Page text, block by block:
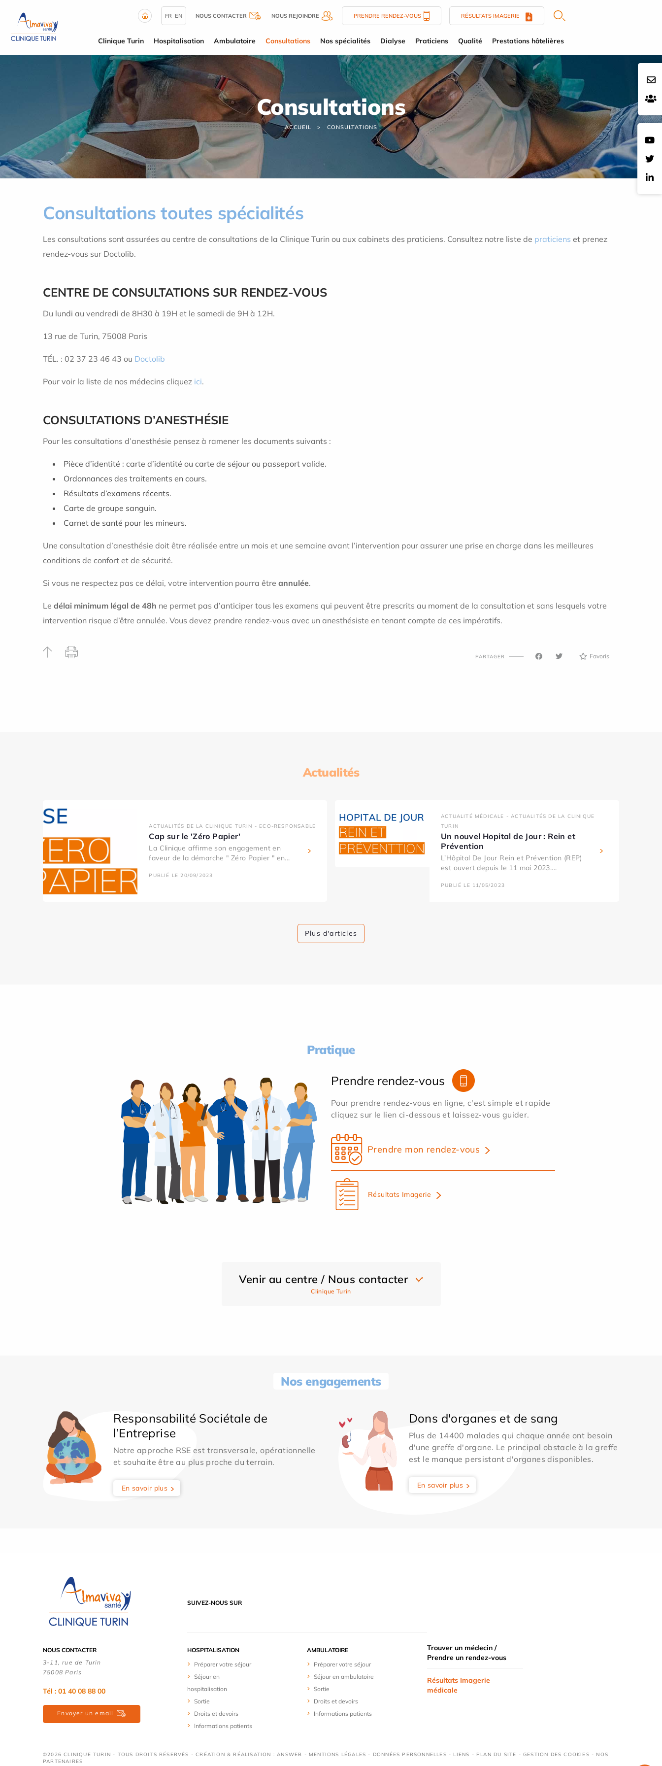
FR EN NOUS CONTACTER NOUS REJOINDRE PRENDRE RENDEZ-VOUS RÉSULTATS IMAGERIE
Clinique Turin Hospitalisation Ambulatoire Consultations Nos spécialités Dialyse Praticiens Qualité Prestations hôtelières
Consultations
ACCUEIL CONSULTATIONS
Consultations toutes spécialités
Les consultations sont assurées au centre de consultations de la Clinique Turin ou aux cabinets des praticiens. Consultez notre liste de praticiens et prenez
rendez-vous sur Doctolib.
CENTRE DE CONSULTATIONS SUR RENDEZ-VOUS
Du lundi au vendredi de 8H30 à 19H et le samedi de 9H à 12H.
13 rue de Turin, 75008 Paris
TÉL. : 02 37 23 46 43 ou Doctolib
Pour voir la liste de nos médecins cliquez ici.
CONSULTATIONS D’ANESTHÉSIE
Pour les consultations d’anesthésie pensez à ramener les documents suivants :
Pièce d’identité : carte d’identité ou carte de séjour ou passeport valide.
Ordonnances des traitements en cours.
Résultats d’examens récents.
Carte de groupe sanguin.
Carnet de santé pour les mineurs.
Une consultation d’anesthésie doit être réalisée entre un mois et une semaine avant l’intervention pour assurer une prise en charge dans les meilleures
conditions de confort et de sécurité.
Si vous ne respectez pas ce délai, votre intervention pourra être annulée.
Le délai minimum légal de 48h ne permet pas d’anticiper tous les examens qui peuvent être prescrits au moment de la consultation et sans lesquels votre
intervention risque d’être annulée. Vous devez prendre rendez-vous avec un anesthésiste en tenant compte de ces impératifs.
PARTAGER Favoris
Actualités
ACTUALITÉS DE LA CLINIQUE TURIN - ECO-RESPONSABLE
Cap sur le 'Zéro Papier'
La Clinique affirme son engagement en
faveur de la démarche " Zéro Papier " en...
PUBLIÉ LE 20/09/2023
ACTUALITÉ MÉDICALE - ACTUALITÉS DE LA CLINIQUE
TURIN
Un nouvel Hopital de Jour : Rein et
Prévention
L’Hôpital De Jour Rein et Prévention (REP)
est ouvert depuis le 11 mai 2023....
PUBLIÉ LE 11/05/2023
Plus d'articles
Pratique
Prendre rendez-vous
Pour prendre rendez-vous en ligne, c'est simple et rapide
cliquez sur le lien ci-dessous et laissez-vous guider.
Prendre mon rendez-vous
Résultats Imagerie
Venir au centre / Nous contacter
Clinique Turin
Nos engagements
Responsabilité Sociétale de
l’Entreprise
Notre approche RSE est transversale, opérationnelle
et souhaite être au plus proche du terrain.
En savoir plus
Dons d'organes et de sang
Plus de 14400 malades qui chaque année ont besoin
d'une greffe d'organe. Le principal obstacle à la greffe
est le manque persistant d'organes disponibles.
En savoir plus
SUIVEZ-NOUS SUR
NOUS CONTACTER
3-11, rue de Turin
75008 Paris
Tél : 01 40 08 88 00
Envoyer un email
HOSPITALISATION
Préparer votre séjour
Séjour en
hospitalisation
Sortie
Droits et devoirs
Informations patients
AMBULATOIRE
Préparer votre séjour
Séjour en ambulatoire
Sortie
Droits et devoirs
Informations patients
Trouver un médecin /
Prendre un rendez-vous
Résultats Imagerie
médicale
©2026 CLINIQUE TURIN - TOUS DROITS RÉSERVÉS - CRÉATION & RÉALISATION : ANSWEB - MENTIONS LÉGALES - DONNÉES PERSONNELLES - LIENS - PLAN DU SITE -GESTION DES COOKIES - NOS
PARTENAIRES